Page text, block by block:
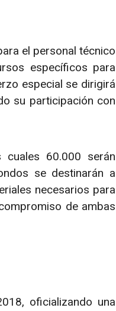
el personal técnico
específicos para
especial se dirigirá
su participación con
60.000 serán
se destinarán a
necesarios para
de ambas
oficializando una